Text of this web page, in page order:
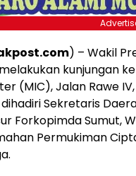
) – Wakil
kunjungan
(MIC), Jalan Rawe
Sekretaris
Forkopimda Sumut,
Permukiman